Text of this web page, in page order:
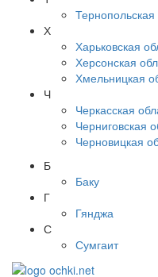
Тернопольская
Х
Харьковская
Херсонская
Хмельницкая
Ч
Черкасская
Черниговская
Черновицкая
Б
Баку
Г
Гянджа
С
Сумгаит